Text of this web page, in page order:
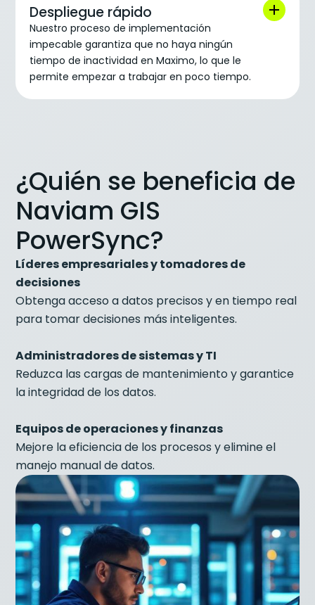
Despliegue rápido
Nuestro proceso de implementación
impecable garantiza que no haya ningún
tiempo de inactividad en Maximo, lo que le
permite empezar a trabajar en poco tiempo.
¿Quién se beneficia de
Naviam GIS
PowerSync?
Líderes empresariales y tomadores de
decisiones
Obtenga acceso a datos precisos y en tiempo real
para tomar decisiones más inteligentes.
Administradores de sistemas y TI
Reduzca las cargas de mantenimiento y garantice
la integridad de los datos.
Equipos de operaciones y finanzas
Mejore la eficiencia de los procesos y elimine el
manejo manual de datos.